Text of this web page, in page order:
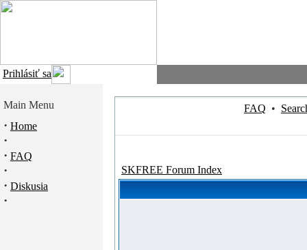
Prihlásiť sa
Main Menu
· Home
·
· FAQ
·
· Diskusia
·
FAQ •
SKFREE Forum Index